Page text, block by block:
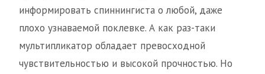
информировать спиннингиста о любой, даже
плохо узнаваемой поклевке. А как раз-таки
мультипликатор обладает превосходной
чувствительностью и высокой прочностью. Но